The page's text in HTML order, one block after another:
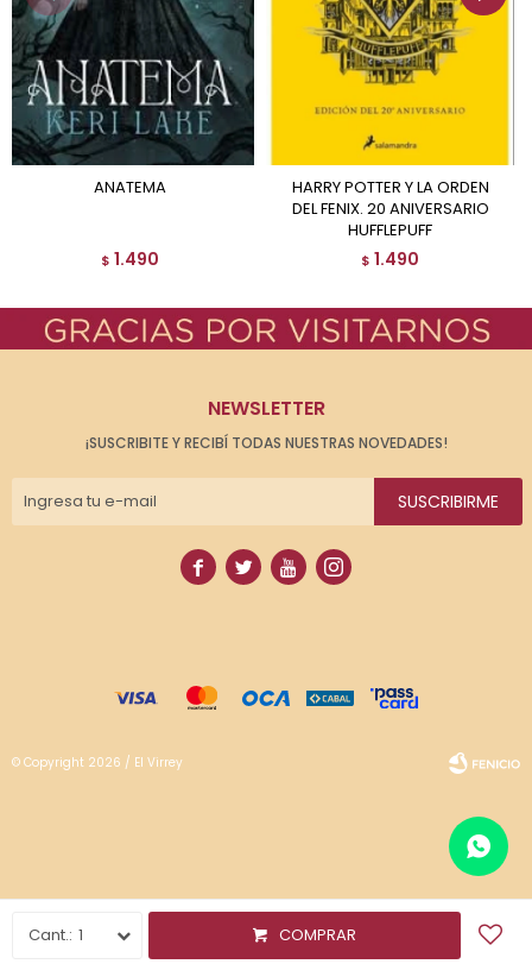
1 COMPRAR
ANATEMA
$ 1.490
HARRY POTTER Y LA ORDEN
DEL FENIX. 20 ANIVERSARIO
HUFFLEPUFF
$ 1.490
NEWSLETTER
¡SUSCRIBITE Y RECIBÍ TODAS NUESTRAS NOVEDADES!
SUSCRIBIRME
   
© Copyright 2026 / El Virrey
Fenicio